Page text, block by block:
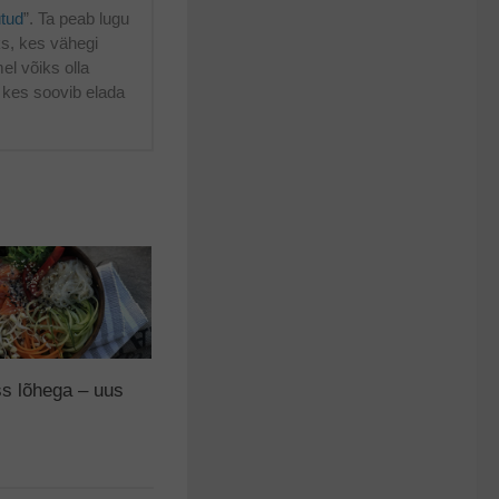
”. Ta peab lugu
kes vähegi
võiks olla
soovib elada
lõhega – uus